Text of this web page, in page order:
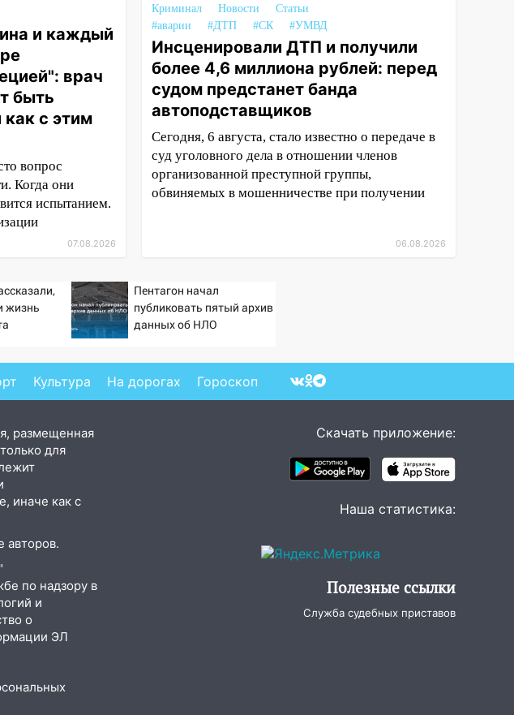
и каждый
врач
быть
с этим
вопрос
Когда они
испытанием.
07.08.2026
Криминал Новости
Статьи
#аварии
#ДТП #СК #УМВД
Инсценировали ДТП и получили
более 4,6 миллиона рублей: перед
судом предстанет банда
автоподставщиков
Сегодня, 6 августа, стало известно о передаче в
суд уголовного дела в отношении членов
организованной преступной группы,
обвиняемых в мошенничестве при получении
06.08.2026
жизнь
Пентагон начал
публиковать пятый архив
данных об НЛО
Культура На дорогах Гороскоп
размещенная
для
иначе как с
авторов.
по надзору в
и
о
ЭЛ
Скачать приложение:
Наша статистика:
Полезные ссылки
Служба судебных приставов